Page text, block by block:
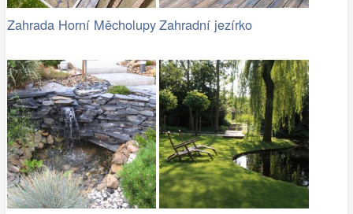
Zahrada Horní MěcholupyZahradní jezírko